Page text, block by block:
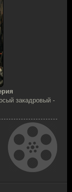
закадровый -